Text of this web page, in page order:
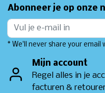
Abonneer je op onze
* We'll never share your email
Mijn account
Regel alles in je
facturen &